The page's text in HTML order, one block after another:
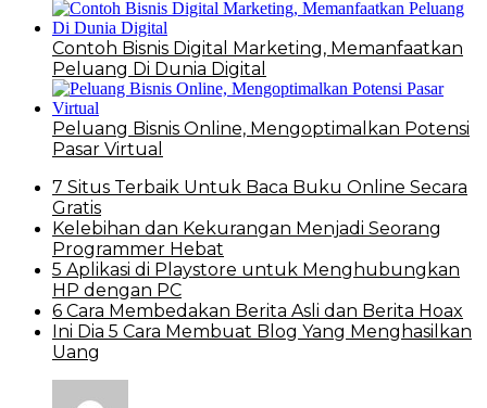
Contoh Bisnis Digital Marketing, Memanfaatkan
Peluang Di Dunia Digital
Peluang Bisnis Online, Mengoptimalkan Potensi
Pasar Virtual
7 Situs Terbaik Untuk Baca Buku Online Secara
Gratis
Kelebihan dan Kekurangan Menjadi Seorang
Programmer Hebat
5 Aplikasi di Playstore untuk Menghubungkan
HP dengan PC
6 Cara Membedakan Berita Asli dan Berita Hoax
Ini Dia 5 Cara Membuat Blog Yang Menghasilkan
Uang